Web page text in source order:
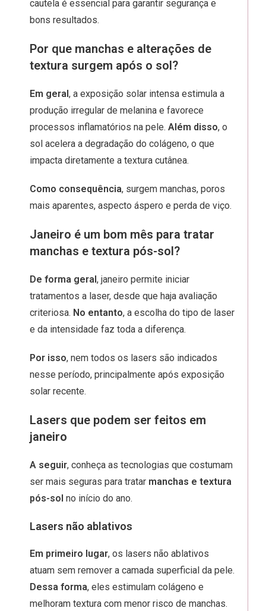
cautela é essencial para garantir segurança e
bons resultados.
Por que manchas e alterações de
textura surgem após o sol?
Em geral, a exposição solar intensa estimula a
produção irregular de melanina e favorece
processos inflamatórios na pele. Além disso, o
sol acelera a degradação do colágeno, o que
impacta diretamente a textura cutânea.
Como consequência, surgem manchas, poros
mais aparentes, aspecto áspero e perda de viço.
Janeiro é um bom mês para tratar
manchas e textura pós-sol?
De forma geral, janeiro permite iniciar
tratamentos a laser, desde que haja avaliação
criteriosa. No entanto, a escolha do tipo de laser
e da intensidade faz toda a diferença.
Por isso, nem todos os lasers são indicados
nesse período, principalmente após exposição
solar recente.
Lasers que podem ser feitos em
janeiro
A seguir, conheça as tecnologias que costumam
ser mais seguras para tratar manchas e textura
pós-sol no início do ano.
Lasers não ablativos
Em primeiro lugar, os lasers não ablativos
atuam sem remover a camada superficial da pele.
Dessa forma, eles estimulam colágeno e
melhoram textura com menor risco de manchas.